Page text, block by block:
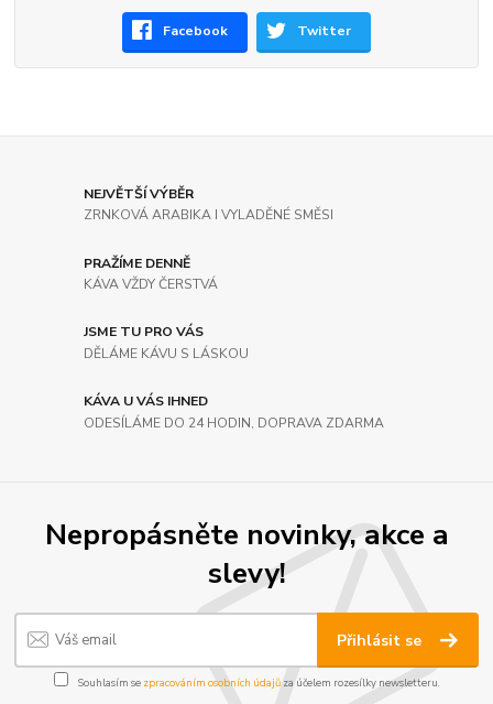
Facebook Twitter
NEJVĚTŠÍ VÝBĚR
ZRNKOVÁ ARABIKA I VYLADĚNÉ SMĚSI
PRAŽÍME DENNĚ
KÁVA VŽDY ČERSTVÁ
JSME TU PRO VÁS
DĚLÁME KÁVU S LÁSKOU
KÁVA U VÁS IHNED
ODESÍLÁME DO 24 HODIN, DOPRAVA ZDARMA
Nepropásněte novinky, akce a
slevy!
Přihlásit se
Souhlasím se zpracováním osobních údajůza účelem rozesílky newsletteru.